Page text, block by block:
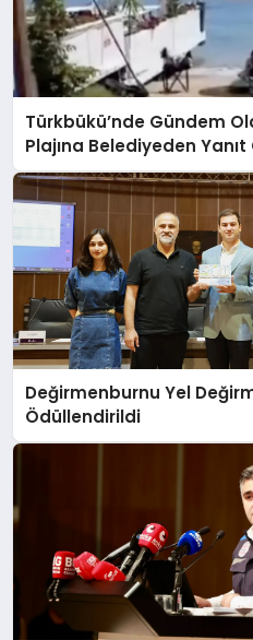
Türkbükü’nde Gündem
Plajına Belediyeden Yanıt
Değirmenburnu Yel
Ödüllendirildi